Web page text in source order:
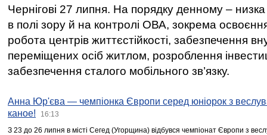
Чернігові 27 липня. На порядку денному –
в полі зору й на контролі ОВА, зокрема освоєння
робота центрів життєстійкості, забезпечення
переміщених осіб житлом, розроблення
забезпечення сталого мобільного зв’язку.
Анна Юр'єва — чемпіонка Європи серед юніорок з
каное!
16:13
З 23 до 26 липня в місті Сегед (Угорщина) відбувся чемпіонат Європи з